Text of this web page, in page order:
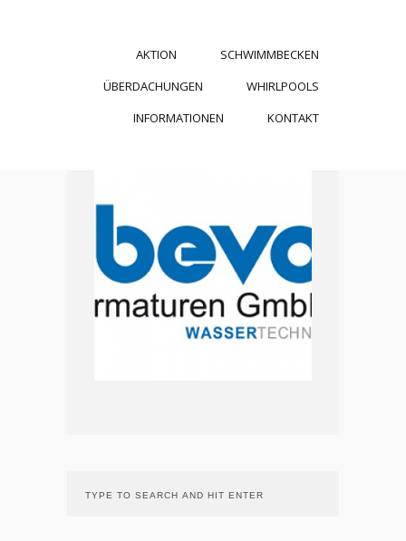
AKTION
SCHWIMMBECKEN
ÜBERDACHUNGEN
WHIRLPOOLS
INFORMATIONEN
KONTAKT